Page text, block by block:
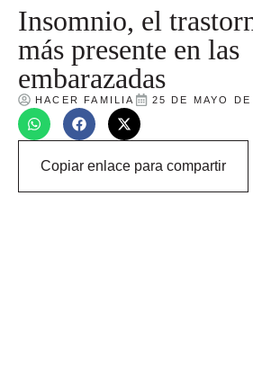
Insomnio, el
más presente en las
embarazadas
HACER FAMILIA 25 DE MAYO
Copiar enlace para compartir